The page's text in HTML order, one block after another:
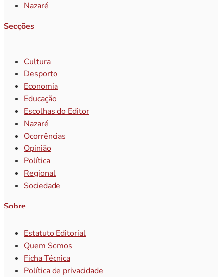
Nazaré
Secções
Cultura
Desporto
Economia
Educação
Escolhas do Editor
Nazaré
Ocorrências
Opinião
Política
Regional
Sociedade
Sobre
Estatuto Editorial
Quem Somos
Ficha Técnica
Política de privacidade